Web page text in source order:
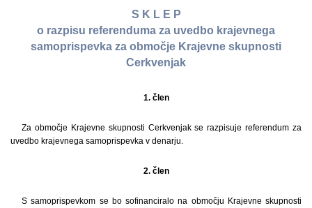
S K L E P
o razpisu referenduma za uvedbo krajevnega
samoprispevka za območje Krajevne skupnosti
Cerkvenjak
1. člen
Za območje Krajevne skupnosti Cerkvenjak se razpisuje referendum za
uvedbo krajevnega samoprispevka v denarju.
2. člen
S samoprispevkom se bo sofinanciralo na območju Krajevne skupnosti